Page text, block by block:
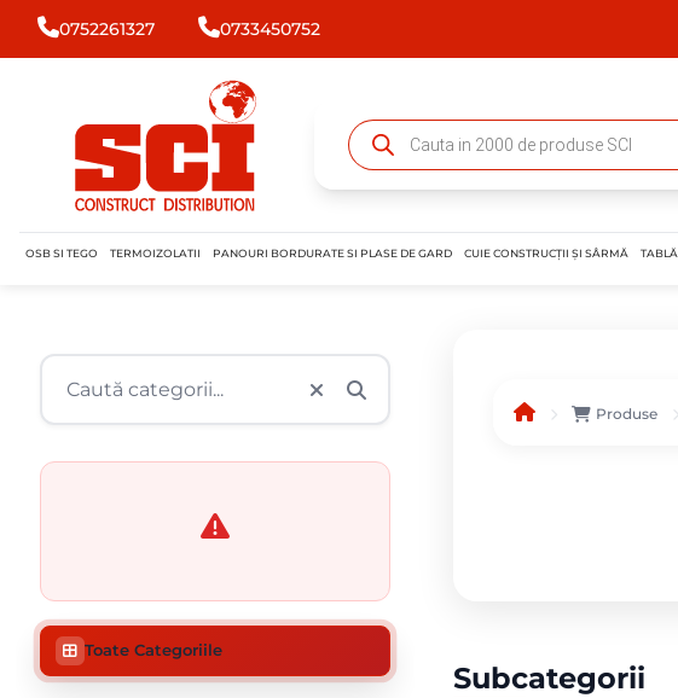
0752261327 0733450752
OSB SI TEGO TERMOIZOLATII PANOURI BORDURATE SI PLASE DE GARD CUIE CONSTRUCȚII ȘI SÂRMĂ TABLĂ
Toate Categoriile
Produse
Subcategorii